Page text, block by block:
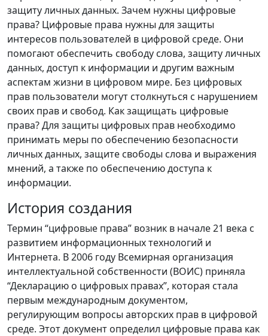
защиту личных данных. Зачем нужны цифровые
права? Цифровые права нужны для защиты
интересов пользователей в цифровой среде. Они
помогают обеспечить свободу слова, защиту личных
данных, доступ к информации и другим важным
аспектам жизни в цифровом мире. Без цифровых
прав пользователи могут столкнуться с нарушением
своих прав и свобод. Как защищать цифровые
права? Для защиты цифровых прав необходимо
принимать меры по обеспечению безопасности
личных данных, защите свободы слова и выражения
мнений, а также по обеспечению доступа к
информации.
История создания
Термин “цифровые права” возник в начале 21 века с
развитием информационных технологий и
Интернета. В 2006 году Всемирная организация
интеллектуальной собственности (ВОИС) приняла
“Декларацию о цифровых правах”, которая стала
первым международным документом,
регулирующим вопросы авторских прав в цифровой
среде. Этот документ определил цифровые права как